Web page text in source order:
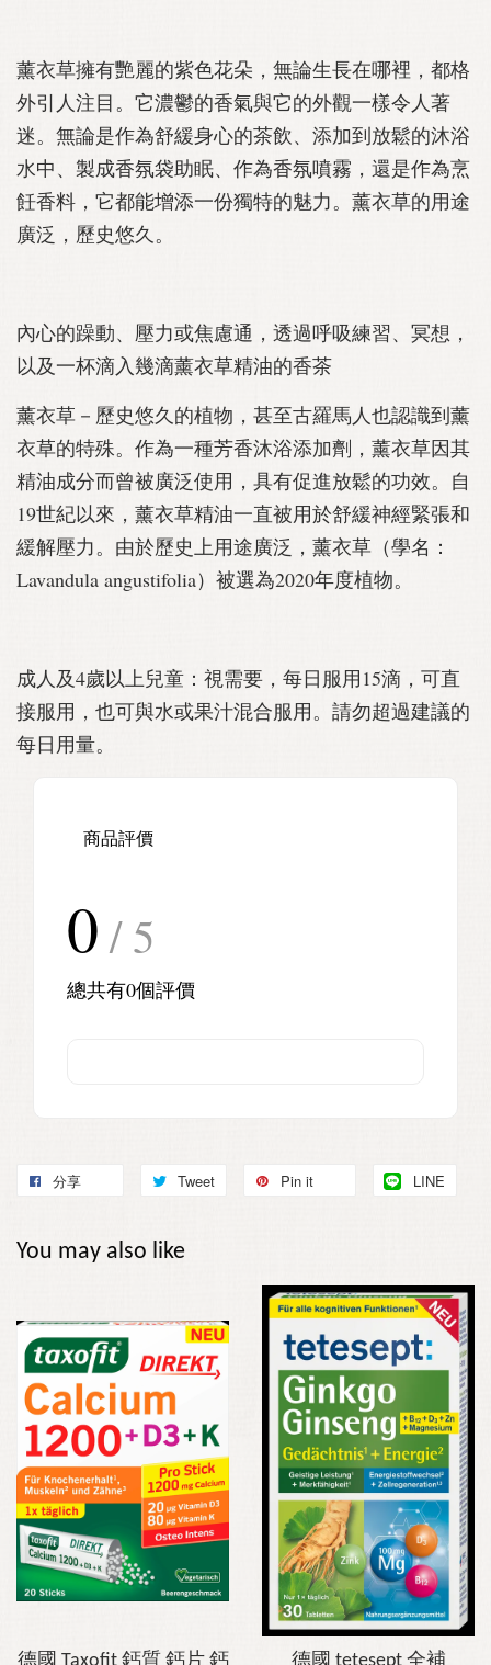
薰衣草擁有艷麗的紫色花朵，無論生長在哪裡，都格
外引人注目。它濃鬱的香氣與它的外觀一樣令人著
迷。無論是作為舒緩身心的茶飲、添加到放鬆的沐浴
水中、製成香氛袋助眠、作為香氛噴霧，還是作為烹
飪香料，它都能增添一份獨特的魅力。薰衣草的用途
廣泛，歷史悠久。
內心的躁動、壓力或焦慮通，透過呼吸練習、冥想，
以及一杯滴入幾滴薰衣草精油的香茶
薰衣草－歷史悠久的植物，甚至古羅馬人也認識到薰
衣草的特殊。作為一種芳香沐浴添加劑，薰衣草因其
精油成分而曾被廣泛使用，具有促進放鬆的功效。自
19世紀以來，薰衣草精油一直被用於舒緩神經緊張和
緩解壓力。由於歷史上用途廣泛，薰衣草（學名：
Lavandula angustifolia）被選為2020年度植物。
成人及4歲以上兒童：視需要，每日服用15滴，可直
接服用，也可與水或果汁混合服用。請勿超過建議的
每日用量。
商品評價
0 / 5
總共有0個評價
分享 Tweet Pin it LINE
You may also like
德國 Taxofit 鈣質 鈣片 鈣
德國 tetesept 全補